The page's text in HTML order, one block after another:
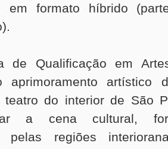
em formato híbrido
de Qualificação em
aprimoramento artístico
do interior de São
a cena cultural,
pelas regiões